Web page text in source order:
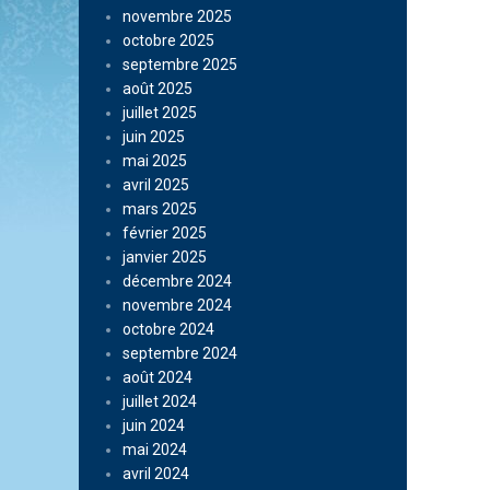
novembre 2025
octobre 2025
septembre 2025
août 2025
juillet 2025
juin 2025
mai 2025
avril 2025
mars 2025
février 2025
janvier 2025
décembre 2024
novembre 2024
octobre 2024
septembre 2024
août 2024
juillet 2024
juin 2024
mai 2024
avril 2024